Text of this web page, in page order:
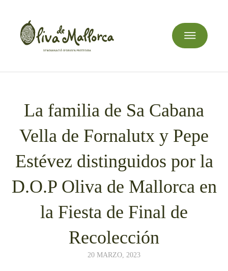
La familia de Sa Cabana
Vella de Fornalutx y Pepe
Estévez distinguidos por la
D.O.P Oliva de Mallorca en
la Fiesta de Final de
Recolección
20 MARZO, 2023